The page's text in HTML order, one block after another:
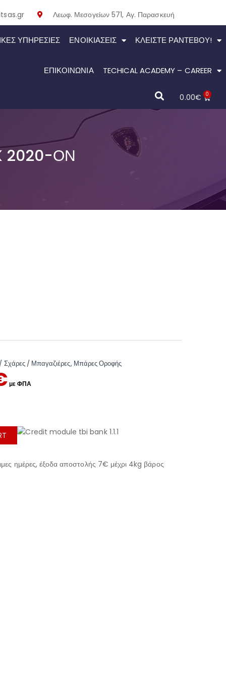
Λεωφ. Μεσογείων 571, Αγ. Παρασκευή
ΥΠΗΡΕΣΙΕΣ ΕΝΟΙΚΙΆΣΕΙΣ ΚΛΕΊΣΤΕ ΡΑΝΤΕΒΟΎ!
ΕΠΙΚΟΙΝΩΝΙΑ TECHICAL ACADEMY – CAREER
0.00€ 0
2020-ΟΝ
Σχάρες / Μπαγαζιέρες, Μπάρες Οροφής
ημέρες, έξοδα αποστολής 7€ μέχρι 4kg βάρος